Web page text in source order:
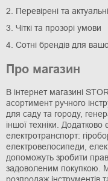
2. Перевірені та актуальні
3. Чіткі та прозорі умови
4. Сотні брендів для
Про магазин
В інтернет магазині
асортимент ручного
для саду та городу,
іншої техніки.
електротранспорт:
електровелосипеди,
допоможуть зробити
задоволеним покупкою.
розпродаж інструментів